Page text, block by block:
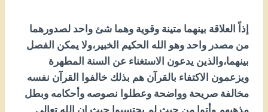
إذاً العلاقة بينهما متينة وقوية وهما شئ واحد لصدورهما
من مصدر واحد وهو الله الحكيم الخبير،ولا يمكن الفصل
بينهما،والذين يدعون الاستغناء عن السنة المطهرة
ويزعمون الاكتفاء بالقرآن هم بذلك خالفوا القرآن نفسه
مخالفة صريحة وواضحة وعطلوا نصوصه وأحكامه وبطل
مذهبهم وأتوا من حيث لم يحتسبوا حيث إن الله تعالى